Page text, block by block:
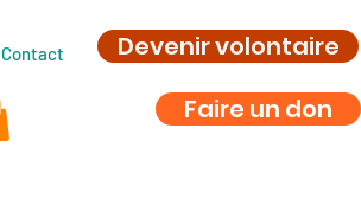
Faire un don
Contact Devenir volontaire